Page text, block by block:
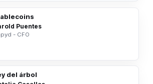
Puentes
- CFO
del árbol